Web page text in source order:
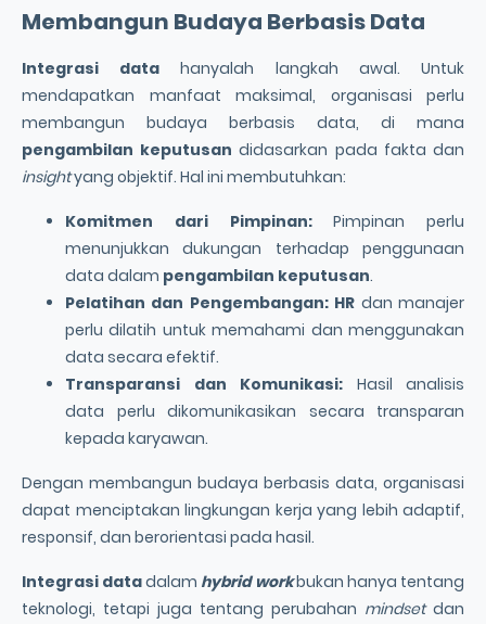
Membangun Budaya Berbasis Data
Integrasi data hanyalah langkah awal. Untuk
mendapatkan manfaat maksimal, organisasi perlu
membangun budaya berbasis data, di mana
pengambilan keputusan didasarkan pada fakta dan
insightyang objektif. Hal ini membutuhkan:
Komitmen dari Pimpinan:Pimpinan perlu
menunjukkan dukungan terhadap penggunaan
data dalam pengambilan keputusan.
Pelatihan dan Pengembangan: HR dan manajer
perlu dilatih untuk memahami dan menggunakan
data secara efektif.
Transparansi dan Komunikasi: Hasil analisis
data perlu dikomunikasikan secara transparan
kepada karyawan.
Dengan membangun budaya berbasis data, organisasi
dapat menciptakan lingkungan kerja yang lebih adaptif,
responsif, dan berorientasi pada hasil.
Integrasi datadalam hybrid workbukan hanya tentang
teknologi, tetapi juga tentang perubahan mindsetdan